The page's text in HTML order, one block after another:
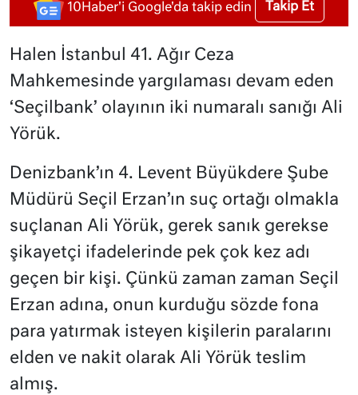
10Haber'i Google'da takip edin Takip Et
Halen İstanbul 41. Ağır Ceza
Mahkemesinde yargılaması devam eden
‘Seçilbank’ olayının iki numaralı sanığı Ali
Yörük.
Denizbank’ın 4. Levent Büyükdere Şube
Müdürü Seçil Erzan’ın suç ortağı olmakla
suçlanan Ali Yörük, gerek sanık gerekse
şikayetçi ifadelerinde pek çok kez adı
geçen bir kişi. Çünkü zaman zaman Seçil
Erzan adına, onun kurduğu sözde fona
para yatırmak isteyen kişilerin paralarını
elden ve nakit olarak Ali Yörük teslim
almış.